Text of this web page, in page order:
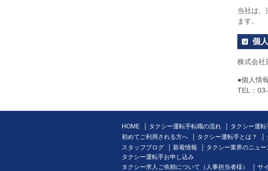
当社は、
ます。
個
株式会社
●個人情
TEL：
HOME ｜ タクシー運転手転職の流れ ｜ タクシー運
初めてご利用される方へ ｜ タクシー運転手とは？ ｜
スタッフブログ ｜ 新着情報 ｜ タクシー業界のニュー
タクシー運転手お申し込み
タクシー求人ご依頼について（人事担当者様）
｜ サ